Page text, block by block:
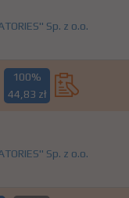
Sp. z o.o.
100%
44,83 zł
Sp. z o.o.